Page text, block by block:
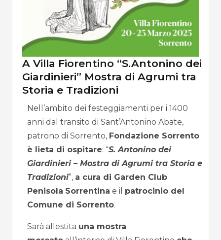
A Villa Fiorentino “S.Antonino dei
Giardinieri” Mostra di Agrumi tra
Storia e Tradizioni
Nell’ambito dei festeggiamenti per i 1400
anni dal transito di Sant’Antonino Abate,
patrono di Sorrento, Fondazione Sorrento
è lieta di ospitare: “S. Antonino dei
Giardinieri – Mostra di Agrumi tra Storia e
Tradizioni”, a cura di Garden Club
Penisola Sorrentina e il patrocinio del
Comune di Sorrento.
Sarà allestita una mostra